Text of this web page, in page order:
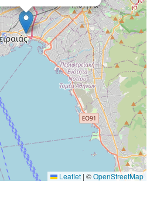
Leaflet | ©OpenStreetMap